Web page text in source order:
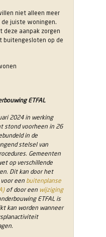
niet alleen meer
juiste woningen.
deze aanpak zorgen
buitengesloten op de
ETFAL
2024 in werking
stond voorheen in 26
in de
stelsel van
Gemeenten
op verschillende
Dit kan door het
een buitenplanse
of door een wijziging
ETFAL is
kan worden wanneer